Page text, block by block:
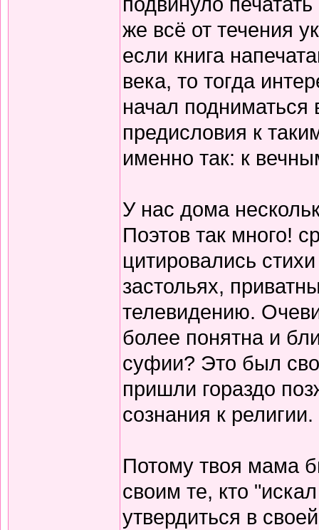
же всё от течения
если книга
века, то тогда
начал
предисловия к
именно так: к
У нас дома
Поэтов так много!
цитировались
застольях,
телевидению.
более понятна и
суфии? Это был
пришли гораздо
сознания к религии.
Потому твоя мама
своим те, кто
утвердиться в